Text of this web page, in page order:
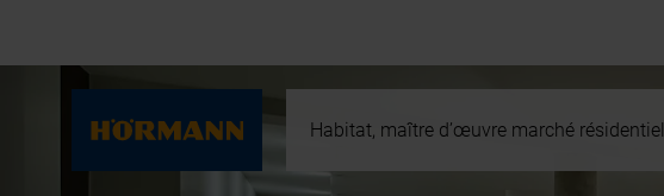
Habitat, maître d’œuvre marché résidentiel